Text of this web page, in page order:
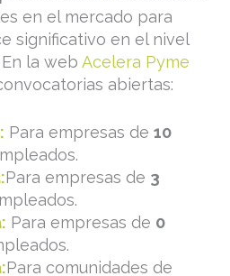
en el mercado para
significativo en el nivel
la web Acelera Pyme
abiertas:
Para empresas de 10
Para empresas de 3
Para empresas de 0
Para comunidades de